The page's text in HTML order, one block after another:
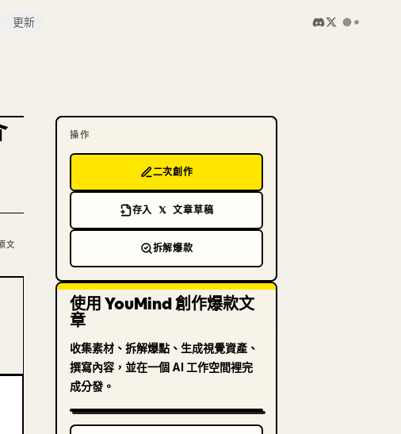
更新
文
操作
二次創作
存入 𝕏 文章草稿
拆解爆款
使用 YouMind 創作爆款文
章
收集素材、拆解爆點、生成視覺資產、
撰寫內容，並在一個 AI 工作空間裡完
成分發。